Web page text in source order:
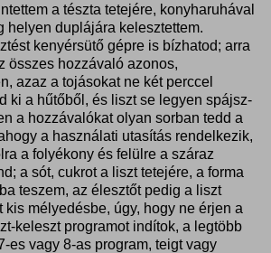
a tészta tetejére, konyharuhával
helyen duplájára kelesztettem.
kenyérsütő gépre is bízhatod; arra
összes hozzávaló azonos,
azaz a tojásokat ne két perccel
ki a hűtőből, és liszt se legyen spájsz-
a hozzávalókat olyan sorban tedd a
a használati utasítás rendelkezik,
a folyékony és felülre a száraz
a sót, cukrot a liszt tetejére, a forma
teszem, az élesztőt pedig a liszt
kis mélyedésbe, úgy, hogy ne érjen a
keleszt programot indítok, a legtöbb
es vagy 8-as program, teigt vagy